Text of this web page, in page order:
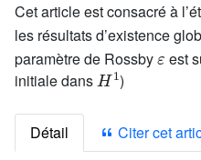
Cet article est consacré à
les résultats d’existence
paramètre de Rossby
ε
est
initiale dans
H1
)
Détail
Citer cet